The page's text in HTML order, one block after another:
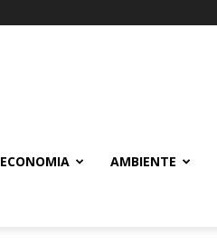
ECONOMIA AMBIENTE